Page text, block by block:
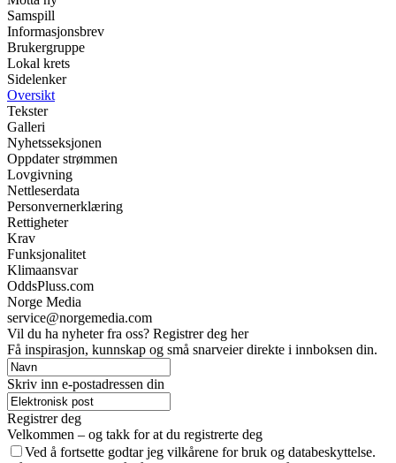
Samspill
Informasjonsbrev
Brukergruppe
Lokal krets
Sidelenker
Oversikt
Tekster
Galleri
Nyhetsseksjonen
Oppdater strømmen
Lovgivning
Nettleserdata
Personvernerklæring
Rettigheter
Krav
Funksjonalitet
Klimaansvar
OddsPluss.com
Norge Media
service@norgemedia.com
Vil du ha nyheter fra oss? Registrer deg her
Få inspirasjon, kunnskap og små snarveier direkte i innboksen din.
Skriv inn e-postadressen din
Registrer deg
Velkommen – og takk for at du registrerte deg
Ved å fortsette godtar jeg vilkårene for bruk og databeskyttelse.